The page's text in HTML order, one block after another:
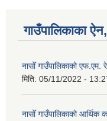
गाउँपालिकाका
नासोँ गाउँपालिकाको एफ.एम.
मिति: 05/11/2022 -
नासोँ गाउँपालिकाको आर्थिक